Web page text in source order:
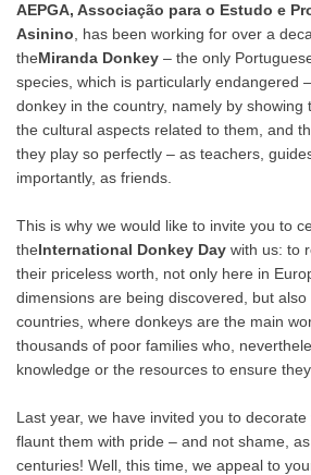
AEPGA, Associação para o Estudo e
Asinino , has been working for over a
theMiranda Donkey – the only
species, which is particularly endangered
donkey in the country, namely by showing
the cultural aspects related to them, and
they play so perfectly – as teachers,
importantly, as friends.
This is why we would like to invite you to
theInternational Donkey Day with us: to
their priceless worth, not only here in
dimensions are being discovered, but also
countries, where donkeys are the main
thousands of poor families who,
knowledge or the resources to ensure
Last year, we have invited you to decorate
flaunt them with pride – and not shame,
centuries! Well, this time, we appeal to